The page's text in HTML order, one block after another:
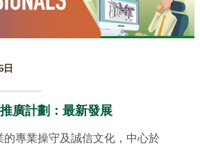
廣計劃：最新發展
專業操守及誠信文化，中心於